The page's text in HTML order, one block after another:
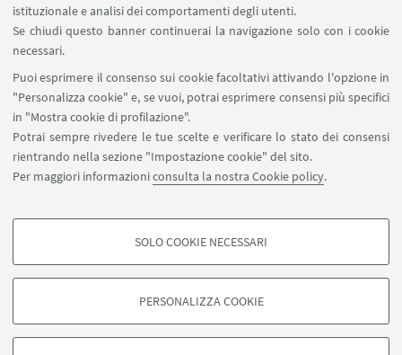
istituzionale e analisi dei comportamenti degli utenti.
Se chiudi questo banner continuerai la navigazione solo con i cookie
necessari.
Puoi esprimere il consenso sui cookie facoltativi attivando l'opzione in
"Personalizza cookie" e, se vuoi, potrai esprimere consensi più specifici
in "Mostra cookie di profilazione".
Potrai sempre rivedere le tue scelte e verificare lo stato dei consensi
rientrando nella sezione "Impostazione cookie" del sito.
Per maggiori informazioniconsulta la nostra Cookie policy.
COOKIE DI PROFILAZIONE - FACOLTATIVI
degli utenti, creare profili in base al loro comportamento sul sito, per analisi
di marketing.
SOLO COOKIE NECESSARI
PERSONALIZZA COOKIE
OpenStreetMap
Seguici su: